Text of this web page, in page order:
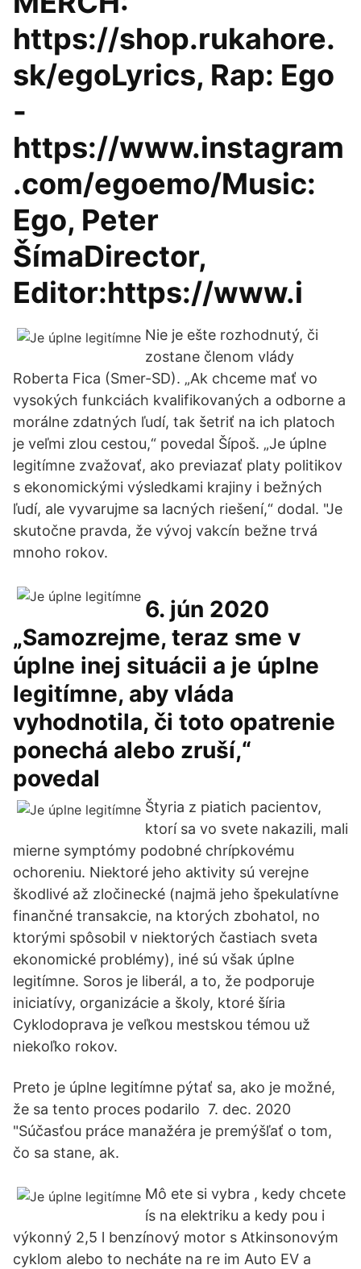
https://shop.rukahore.
sk/egoLyrics, Rap: Ego
-
https://www.instagram
.com/egoemo/Music:
Ego, Peter
ŠímaDirector,
Editor:https://www.i
Nie je ešte rozhodnutý, či
zostane členom vlády
Roberta Fica (Smer-SD). „Ak chceme mať vo
vysokých funkciách kvalifikovaných a odborne a
morálne zdatných ľudí, tak šetriť na ich platoch
je veľmi zlou cestou,“ povedal Šípoš. „Je úplne
legitímne zvažovať, ako previazať platy politikov
s ekonomickými výsledkami krajiny i bežných
ľudí, ale vyvarujme sa lacných riešení,“ dodal. "Je
skutočne pravda, že vývoj vakcín bežne trvá
mnoho rokov.
6. jún 2020
„Samozrejme, teraz sme v
úplne inej situácii a je úplne
legitímne, aby vláda
vyhodnotila, či toto opatrenie
ponechá alebo zruší,“
povedal
Štyria z piatich pacientov,
ktorí sa vo svete nakazili, mali
mierne symptómy podobné chrípkovému
ochoreniu. Niektoré jeho aktivity sú verejne
škodlivé až zločinecké (najmä jeho špekulatívne
finančné transakcie, na ktorých zbohatol, no
ktorými spôsobil v niektorých častiach sveta
ekonomické problémy), iné sú však úplne
legitímne. Soros je liberál, a to, že podporuje
iniciatívy, organizácie a školy, ktoré šíria
Cyklodoprava je veľkou mestskou témou už
niekoľko rokov.
Preto je úplne legitímne pýtať sa, ako je možné,
že sa tento proces podarilo 7. dec. 2020
"Súčasťou práce manažéra je premýšľať o tom,
čo sa stane, ak.
Mô ete si vybra , kedy chcete
ís na elektriku a kedy pou i
výkonný 2,5 l benzínový motor s Atkinsonovým
cyklom alebo to necháte na re im Auto EV a